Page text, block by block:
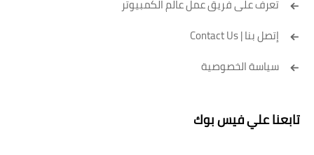
تعرف على فريق عمل عالم الكمبيوتر
إتصل بنا | Contact Us
سياسة الخصوصية
تابعنا علي فيس بوك